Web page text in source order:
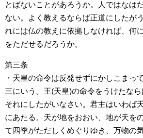
とばないことがあろうか。人ではなは
ない。よく教えるならば正道にしたが
れには仏の教えに依拠しなければ、何
をただせるだろうか。
第三条
・天皇の命令は反発せずにかしこまっ
三にいう。王(天皇)の命令をうけたな
それにしたがいなさい。君主はいわば
にあたる。天が地をおおい、地が天を
て四季がただしくめぐりゆき、万物の